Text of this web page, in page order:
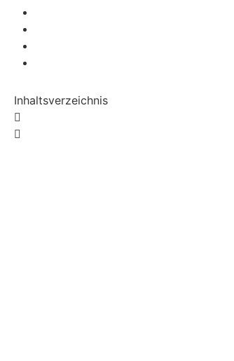
Inhaltsverzeichnis